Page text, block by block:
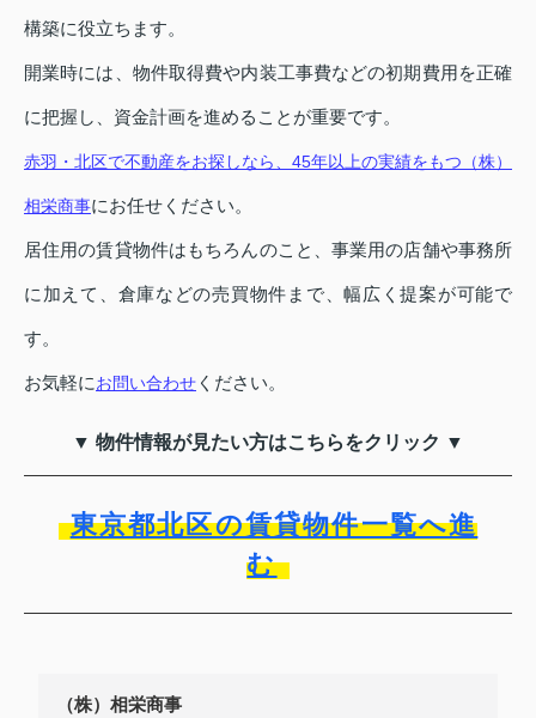
構築に役立ちます。
開業時には、物件取得費や内装工事費などの初期費用を正確
に把握し、資金計画を進めることが重要です。
赤羽・北区で不動産をお探しなら、45年以上の実績をもつ（株）
相栄商事にお任せください。
居住用の賃貸物件はもちろんのこと、事業用の店舗や事務所
に加えて、倉庫などの売買物件まで、幅広く提案が可能で
す。
お気軽にお問い合わせ ください。
▼ 物件情報が見たい方はこちらをクリック ▼
東京都北区の賃貸物件一覧へ進
む
（株）相栄商事